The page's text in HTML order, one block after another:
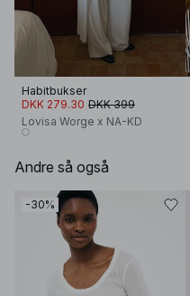
Habitbukser
DKK 279.30 DKK 399
Lovisa Worge x NA-KD
Andre så også
-30%